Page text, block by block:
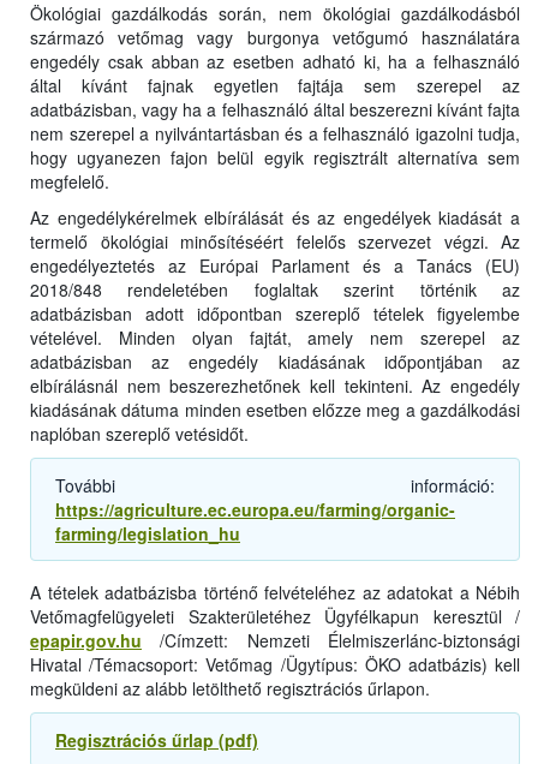
Ökológiai gazdálkodás során, nem ökológiai gazdálkodásból
származó vetőmag vagy burgonya vetőgumó használatára
engedély csak abban az esetben adható ki, ha a felhasználó
által kívánt fajnak egyetlen fajtája sem szerepel az
adatbázisban, vagy ha a felhasználó által beszerezni kívánt fajta
nem szerepel a nyilvántartásban és a felhasználó igazolni tudja,
hogy ugyanezen fajon belül egyik regisztrált alternatíva sem
megfelelő.
Az engedélykérelmek elbírálását és az engedélyek kiadását a
termelő ökológiai minősítéséért felelős szervezet végzi. Az
engedélyeztetés az Európai Parlament és a Tanács (EU)
2018/848 rendeletében foglaltak szerint történik az
adatbázisban adott időpontban szereplő tételek figyelembe
vételével. Minden olyan fajtát, amely nem szerepel az
adatbázisban az engedély kiadásának időpontjában az
elbírálásnál nem beszerezhetőnek kell tekinteni. Az engedély
kiadásának dátuma minden esetben előzze meg a gazdálkodási
naplóban szereplő vetésidőt.
További információ:
https://agriculture.ec.europa.eu/farming/organic-
farming/legislation_hu
A tételek adatbázisba történő felvételéhez az adatokat a Nébih
Vetőmagfelügyeleti Szakterületéhez Ügyfélkapun keresztül /
epapir.gov.hu /Címzett: Nemzeti Élelmiszerlánc-biztonsági
Hivatal /Témacsoport: Vetőmag /Ügytípus: ÖKO adatbázis) kell
megküldeni az alább letölthető regisztrációs űrlapon.
Regisztrációs űrlap (pdf)